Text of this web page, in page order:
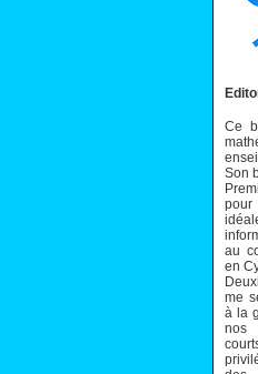
Ce
Son
au
en
me
à la
nos